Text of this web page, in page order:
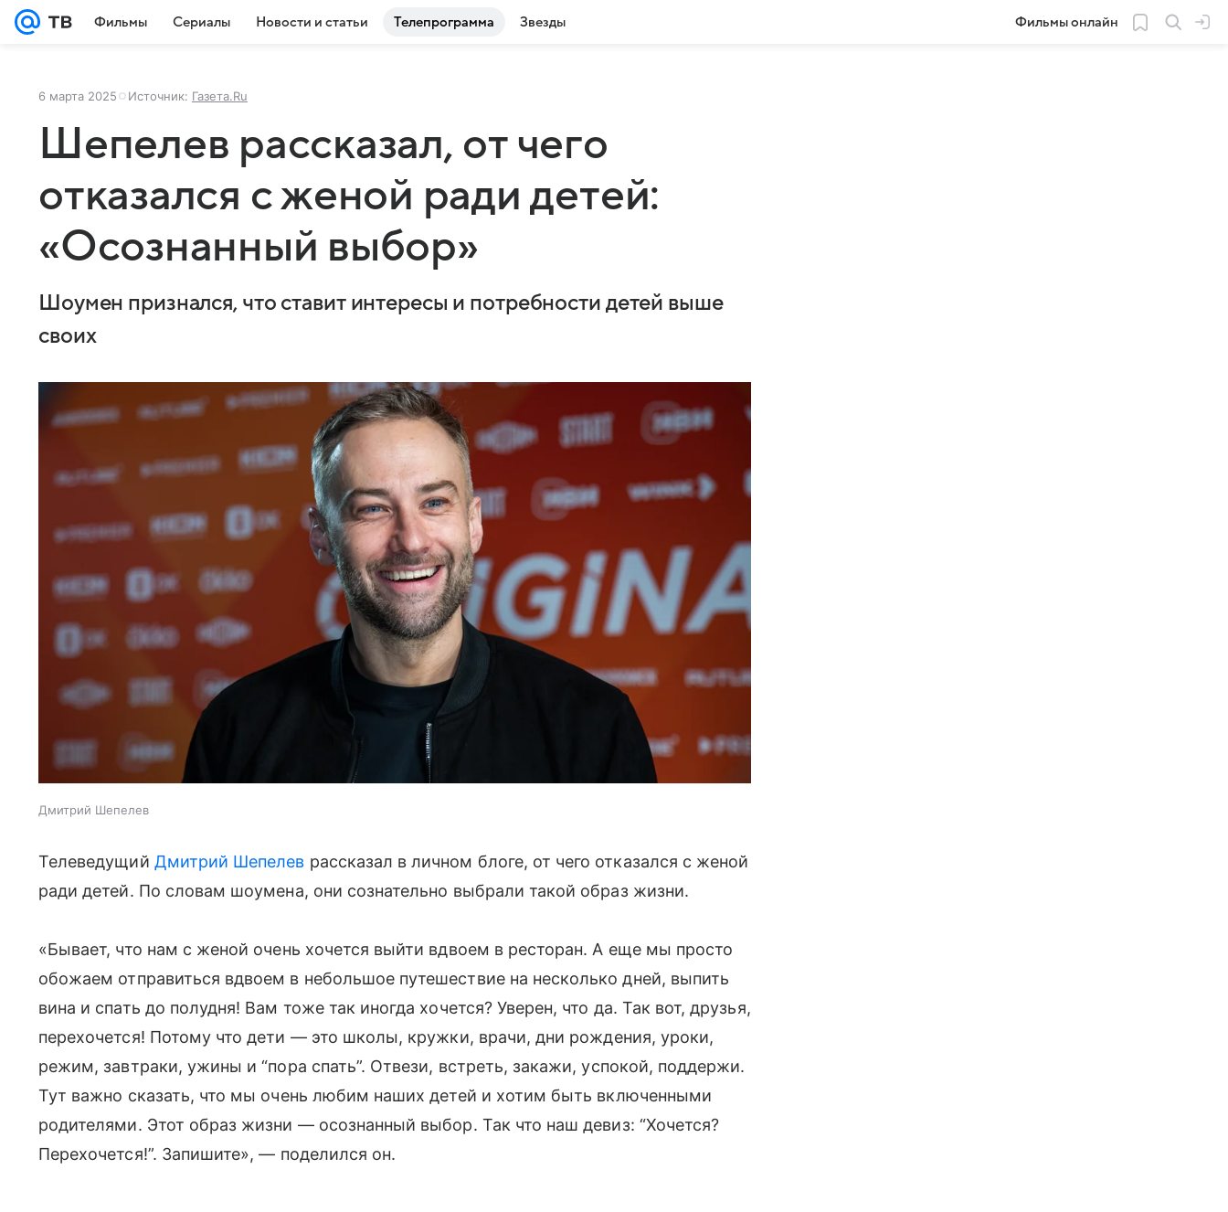
Фильмы Сериалы Новости и статьи Телепрограмма Звезды Фильмы онлайн
6 марта 2025 Источник: Газета.Ru
Шепелев рассказал, от чего
отказался с женой ради детей:
«Осознанный выбор»
Шоумен признался, что ставит интересы и потребности детей выше
своих
Дмитрий Шепелев
Телеведущий Дмитрий Шепелев рассказал в личном блоге, от чего отказался с женой
ради детей. По словам шоумена, они сознательно выбрали такой образ жизни.
«Бывает, что нам с женой очень хочется выйти вдвоем в ресторан. А еще мы просто
обожаем отправиться вдвоем в небольшое путешествие на несколько дней, выпить
вина и спать до полудня! Вам тоже так иногда хочется? Уверен, что да. Так вот, друзья,
перехочется! Потому что дети — это школы, кружки, врачи, дни рождения, уроки,
режим, завтраки, ужины и “пора спать”. Отвези, встреть, закажи, успокой, поддержи.
Тут важно сказать, что мы очень любим наших детей и хотим быть включенными
родителями. Этот образ жизни — осознанный выбор. Так что наш девиз: “Хочется?
Перехочется!”. Запишите», — поделился он.